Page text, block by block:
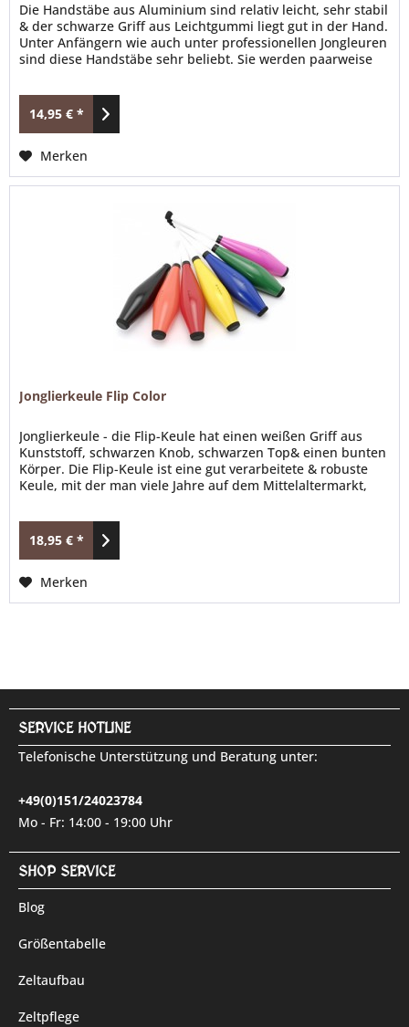
Die Handstäbe aus Aluminium sind relativ leicht, sehr stabil
& der schwarze Griff aus Leichtgummi liegt gut in der Hand.
Unter Anfängern wie auch unter professionellen Jongleuren
sind diese Handstäbe sehr beliebt. Sie werden paarweise
findest du auch in unserem Mittelalter Online Shop. Details
Handstäbe Alu 325: Länge...
14,95 € *
Merken
Jonglierkeule Flip Color
Jonglierkeule - die Flip-Keule hat einen weißen Griff aus
Kunststoff, schwarzen Knob, schwarzen Top& einen bunten
Körper. Die Flip-Keule ist eine gut verarbeitete & robuste
Keule, mit der man viele Jahre auf dem Mittelaltermarkt,
Farben: schwarz, orange, rot, gelb, grün, blau, grün, pink
Unsere Jonglierkeule gibt es...
18,95 € *
Merken
SERVICE HOTLINE
Telefonische Unterstützung und Beratung unter:
+49(0)151/24023784
Mo - Fr: 14:00 - 19:00 Uhr
SHOP SERVICE
Blog
Größentabelle
Zeltaufbau
Zeltpflege